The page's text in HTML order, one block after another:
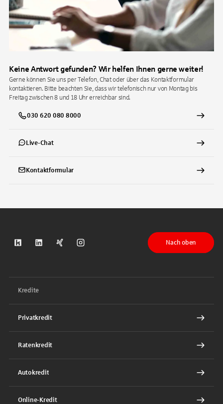
Keine Antwort gefunden? Wir helfen Ihnen gerne weiter!
Gerne können Sie uns per Telefon, Chat oder über das Kontaktformular
kontaktieren. Bitte beachten Sie, dass wir telefonisch nur von Montag bis
Freitag zwischen 8 und 18 Uhr erreichbar sind.
030 620 080 8000
Live-Chat
Kontaktformular
S-Kreditpartner auf Kununu
S-Kreditpartner auf LinkedIn
S-Kreditpartner auf Xing
S-Kreditpartner auf Instagram
Nach oben
Kredite
Privatkredit
Ratenkredit
Autokredit
Online-Kredit